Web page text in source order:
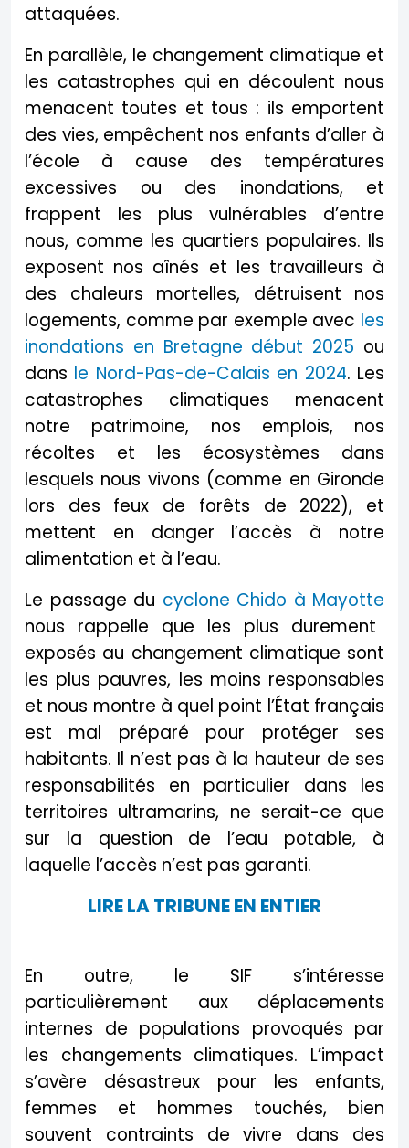
attaquées.
En parallèle, le changement climatique et
les catastrophes qui en découlent nous
menacent toutes et tous : ils emportent
des vies, empêchent nos enfants d’aller à
l’école à cause des températures
excessives ou des inondations, et
frappent les plus vulnérables d’entre
nous, comme les quartiers populaires. Ils
exposent nos aînés et les travailleurs à
des chaleurs mortelles, détruisent nos
logements, comme par exemple avec les
inondations en Bretagne début 2025 ou
dans le Nord-Pas-de-Calais en 2024. Les
catastrophes climatiques menacent
notre patrimoine, nos emplois, nos
récoltes et les écosystèmes dans
lesquels nous vivons (comme en Gironde
lors des feux de forêts de 2022), et
mettent en danger l’accès à notre
alimentation et à l’eau.
Le passage du cyclone Chido à Mayotte
nous rappelle que les plus durement
exposés au changement climatique sont
les plus pauvres, les moins responsables
et nous montre à quel point l’État français
est mal préparé pour protéger ses
habitants. Il n’est pas à la hauteur de ses
responsabilités en particulier dans les
territoires ultramarins, ne serait-ce que
sur la question de l’eau potable, à
laquelle l’accès n’est pas garanti.
LIRE LA TRIBUNE EN ENTIER
En outre, le SIF s’intéresse
particulièrement aux déplacements
internes de populations provoqués par
les changements climatiques. L’impact
s’avère désastreux pour les enfants,
femmes et hommes touchés, bien
souvent contraints de vivre dans des